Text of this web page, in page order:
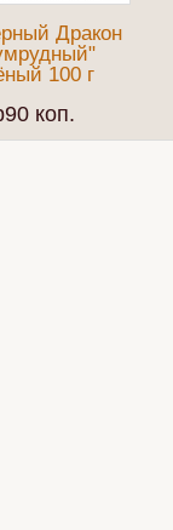
Дракон
100 г
коп.